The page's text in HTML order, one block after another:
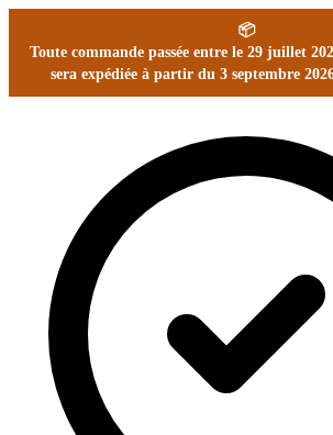
📦
Toute commande passée entre le 29 juillet
sera expédiée à partir du 3 septembre